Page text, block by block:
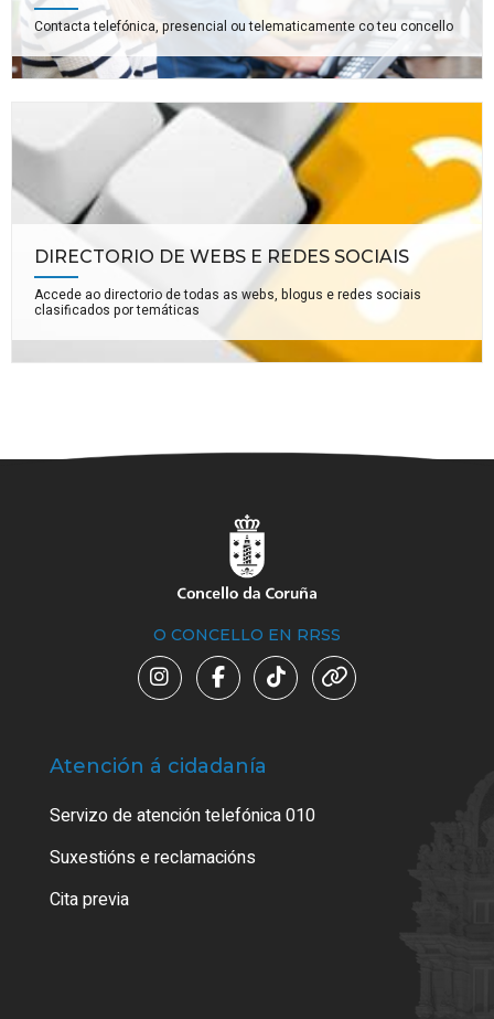
Contacta telefónica, presencial ou telematicamente co teu concello
DIRECTORIO DE WEBS E REDES SOCIAIS
Accede ao directorio de todas as webs, blogus e redes sociais
clasificados por temáticas
O CONCELLO EN RRSS
Atención á cidadanía
Servizo de atención telefónica 010
Suxestións e reclamacións
Cita previa